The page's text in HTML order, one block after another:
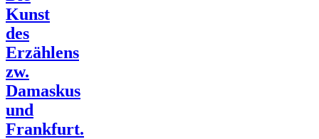
Kunst
des
Erzählens
zw.
Damaskus
und
Frankfurt.